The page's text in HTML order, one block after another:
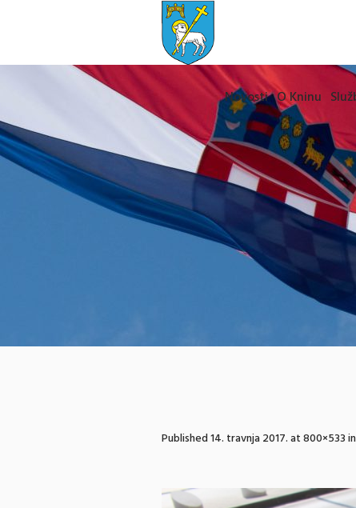
Novosti O Kninu
Published14. travnja 2017.at 800×533 in